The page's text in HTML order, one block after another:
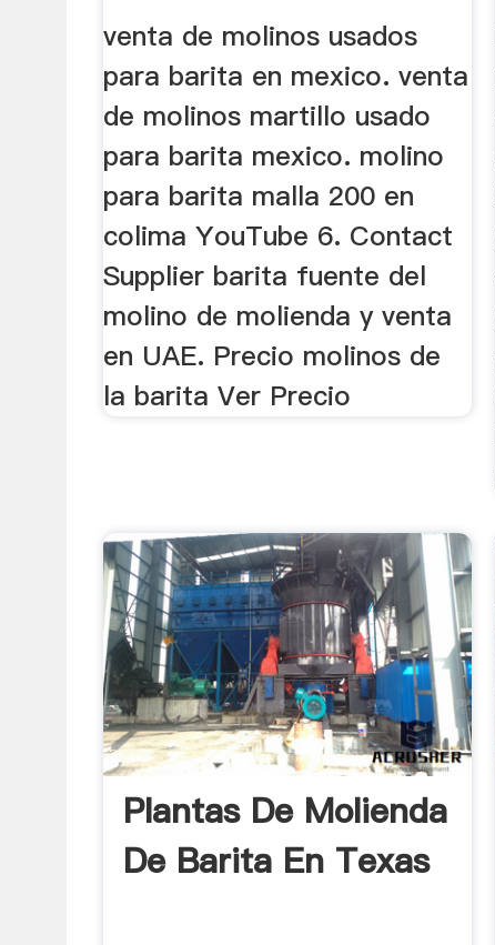
venta de molinos usados
para barita en mexico. venta
de molinos martillo usado
para barita mexico. molino
para barita malla 200 en
colima YouTube 6. Contact
Supplier barita fuente del
molino de molienda y venta
en UAE. Precio molinos de
la barita Ver Precio
Plantas De Molienda
De Barita En Texas